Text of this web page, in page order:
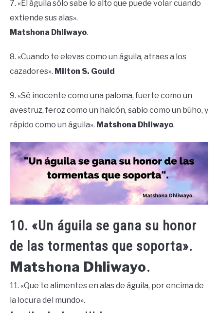
7. «El águila sólo sabe lo alto que puede volar cuando
extiende sus alas».
Matshona Dhliwayo.
8. «Cuando te elevas como un águila, atraes a los
cazadores». Milton S. Gould
9. «Sé inocente como una paloma, fuerte como un
avestruz, feroz como un halcón, sabio como un búho, y
rápido como un águila». Matshona Dhliwayo.
10. «Un águila se gana su honor
de las tormentas que soporta».
Matshona Dhliwayo.
11. «Que te alimentes en alas de águila, por encima de
la locura del mundo».